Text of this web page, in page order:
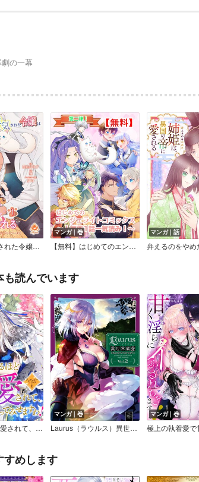
の一幕
婚約者に浮気された令嬢は異国の強面盟主に溺愛される～呪いで猫になりましたが、毎日モフられています～【合本版】
マンガ｜巻
【無料】はじめてのエンジェライドコミックス～人気作1話一気読み！～第二弾
マンガ｜話
も読んでいます
すわ！アンソロジーコミック
マンガ｜巻
Laurus（ラウルス）異世界偏愛コミックアンソロジー Vol.2
マンガ｜巻
すめします